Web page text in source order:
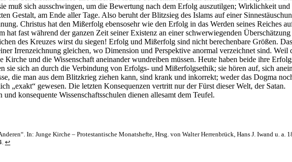
muß sich ausschwingen, um die Bewertung nach dem Erfolg auszutilgen; Wirklichkeit und
Gestalt, am Ende aller Tage. Also beruht der Blitzsieg des Islams auf einer
Christus hat den Mißerfolg ebensosehr wie den Erfolg in das Werden seines Reiches
hat fast während der ganzen Zeit seiner Existenz an einer schwerwiegenden Überschätzung
des Kreuzes wirst du siegen! Erfolg und Mißerfolg sind nicht berechenbare Größen.
Irrenzeichnung gleichen, wo Dimension und Perspektive anormal verzeichnet sind. Weil
Kirche und die Wissenschaft aneinander wundreiben müssen. Heute haben beide ihre
sie sich an durch die Verbindung von Erfolgs- und Mißerfolgsethik; sie hören auf, sich
die man aus dem Blitzkrieg ziehen kann, sind krank und inkorrekt; weder das Dogma
„exakt“ gewesen. Die letzten Konsequenzen vertritt nur der Fürst dieser Welt, der Satan.
konsequente Wissenschaftsschulen dienen allesamt dem Teufel.
In: Junge Kirche – Protestantische Monatshefte, Hrsg. von Walter Herrenbrück, Hans J. Iwand u. a.
↩